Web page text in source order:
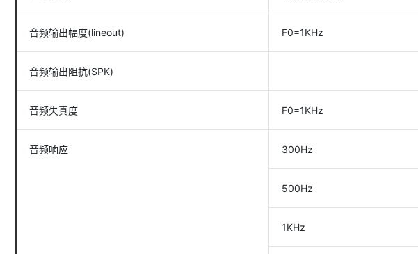
音频输出幅度(lineout) F0=1KHz
音频输出阻抗(SPK)
音频失真度 F0=1KHz
音频响应 300Hz
500Hz
1KHz